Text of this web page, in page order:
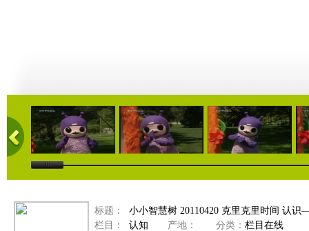
04:09 05:23 04:57
标题：
小小智慧树 20110420 克里克里时间 认
栏目：
认知 产地： 分类： 栏目在线